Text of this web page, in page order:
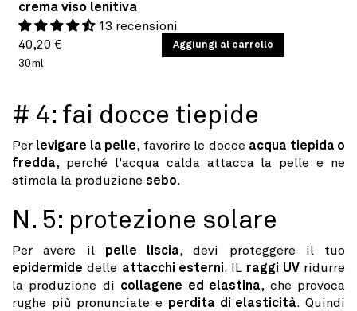
crema viso lenitiva
13 recensioni
Prezzo
di
40,20 €
PREZZO
UNITARIO
/
30ml
Aggiungi al carrello
# 4: fai docce tiepide
Per levigare la pelle, favorire le docce acqua tiepida o
fredda, perché l'acqua calda attacca la pelle e ne
stimola la produzione sebo.
N. 5: protezione solare
Per avere il pelle liscia, devi proteggere il tuo
epidermide delle attacchi esterni. IL raggi UVridurre
la produzione di collagene ed elastina, che provoca
rughe più pronunciate e perdita di elasticità. Quindi